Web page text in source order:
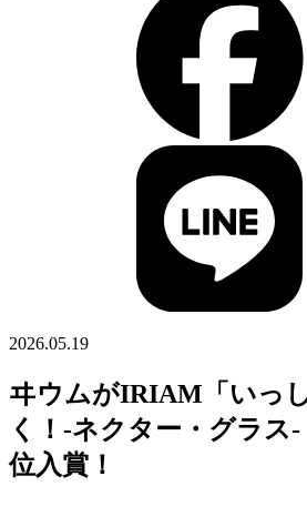
2026.05.19
ヰウムがIRIAM「いっ
く！-ネクター・グラス-
位入賞！